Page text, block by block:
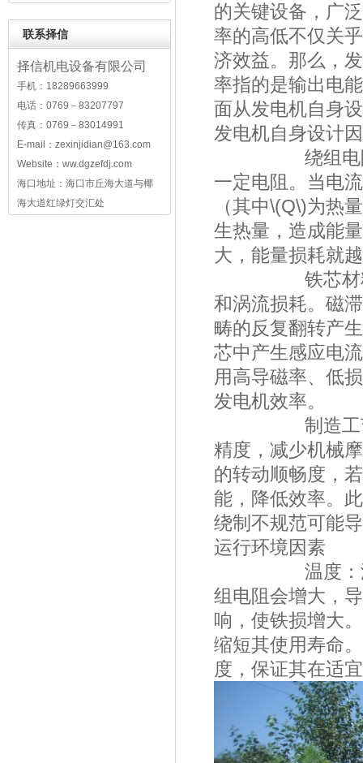
联系择信
择信机电设备有限公司
手机：18289663999
电话：0769－83207797
传真：0769－83014991
E-mail： zexinjidian@163.com
Website：ww.dgzefdj.com
海口地址：海口市丘海大道与椰
海大道红绿灯交汇处
的关键设备，广
率的高低不仅关
济效益。那么，
率指的是输出电
面从发电机自身
发电机自身设计
绕组电
一定电阻。当电
（其中\(Q\)为热
生热量，造成能
大，能量损耗就
铁芯材料：发
和涡流损耗。磁
畴的反复翻转产
芯中产生感应电
用高导磁率、低
发电机效率。
制造工艺：精
精度，减少机械
的转动顺畅度，
能，降低效率。
绕制不规范可能
运行环境因素
温度：温度对
组电阻会增大，
响，使铁损增大
缩短其使用寿命
度，保证其在适